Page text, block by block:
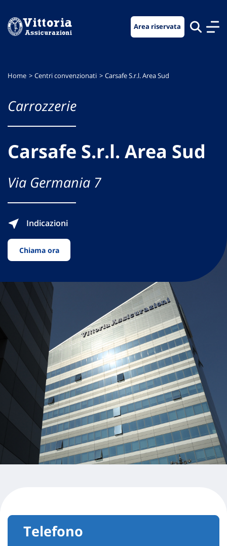
menu
contenuto
footer
Area riservata
Home Centri convenzionati Carsafe S.r.l. Area Sud
Carrozzerie
Carsafe S.r.l. Area Sud
Via Germania 7
Indicazioni
Chiama ora
Telefono